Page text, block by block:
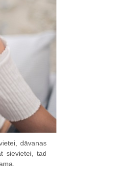
dāvanas
sievietei, tad